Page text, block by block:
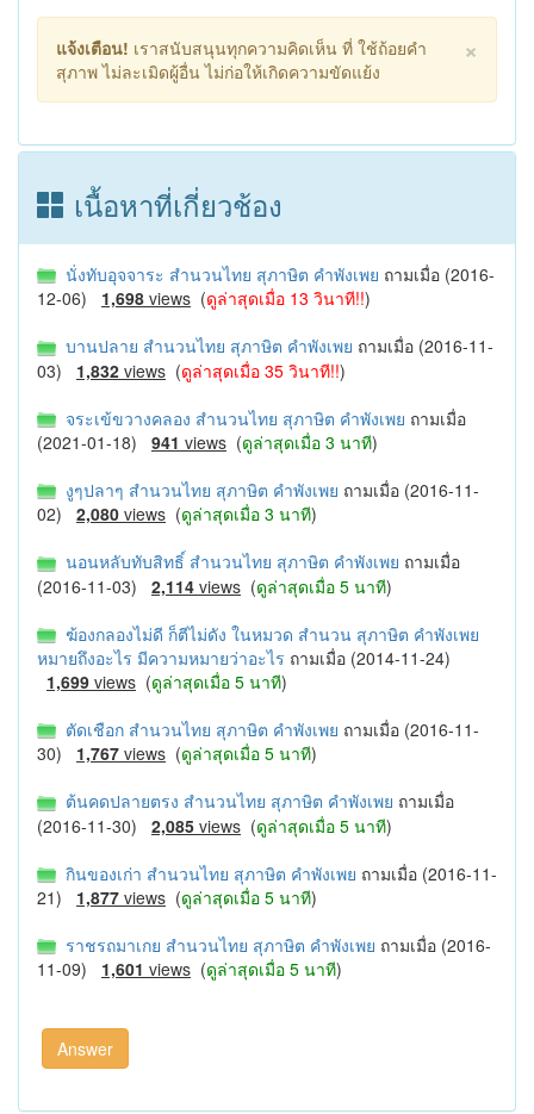
×
แจ้งเตือน! เราสนับสนุนทุกความคิดเห็น ที่ ใช้ถ้อยคำ
สุภาพ ไม่ละเมิดผู้อื่น ไม่ก่อให้เกิดความขัดแย้ง
เนื้อหาที่เกี่ยวช้อง
นั่งทับอุจจาระ สำนวนไทย สุภาษิต คำพังเพย ถามเมื่อ (2016-
12-06) 1,698 views (ดูล่าสุดเมื่อ 13 วินาที!!)
บานปลาย สำนวนไทย สุภาษิต คำพังเพย ถามเมื่อ (2016-11-
03) 1,832 views (ดูล่าสุดเมื่อ 35 วินาที!!)
จระเข้ขวางคลอง สำนวนไทย สุภาษิต คำพังเพย ถามเมื่อ
(2021-01-18) 941 views (ดูล่าสุดเมื่อ 3 นาที)
งูๆปลาๆ สำนวนไทย สุภาษิต คำพังเพย ถามเมื่อ (2016-11-
02) 2,080 views (ดูล่าสุดเมื่อ 3 นาที)
นอนหลับทับสิทธิ์ สำนวนไทย สุภาษิต คำพังเพย ถามเมื่อ
(2016-11-03) 2,114 views (ดูล่าสุดเมื่อ 5 นาที)
ฆ้องกลองไม่ดี ก็ตีไม่ดัง ในหมวด สำนวน สุภาษิต คำพังเพย
หมายถึงอะไร มีความหมายว่าอะไร ถามเมื่อ (2014-11-24)
1,699 views (ดูล่าสุดเมื่อ 5 นาที)
ตัดเชือก สำนวนไทย สุภาษิต คำพังเพย ถามเมื่อ (2016-11-
30) 1,767 views (ดูล่าสุดเมื่อ 5 นาที)
ต้นคดปลายตรง สำนวนไทย สุภาษิต คำพังเพย ถามเมื่อ
(2016-11-30) 2,085 views (ดูล่าสุดเมื่อ 5 นาที)
กินของเก่า สำนวนไทย สุภาษิต คำพังเพย ถามเมื่อ (2016-11-
21) 1,877 views (ดูล่าสุดเมื่อ 5 นาที)
ราชรถมาเกย สำนวนไทย สุภาษิต คำพังเพย ถามเมื่อ (2016-
11-09) 1,601 views (ดูล่าสุดเมื่อ 5 นาที)